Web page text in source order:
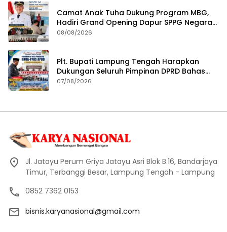
Camat Anak Tuha Dukung Program MBG,
Hadiri Grand Opening Dapur SPPG Negara
Aji Tua Lampung Tengah
08/08/2026
Plt. Bupati Lampung Tengah Harapkan
Dukungan Seluruh Pimpinan DPRD Bahas
RKUA-PPAS APBD Tahun 2027
07/08/2026
Jl. Jatayu Perum Griya Jatayu Asri Blok B.16, Bandarjaya
Timur, Terbanggi Besar, Lampung Tengah - Lampung
0852 7362 0153
bisnis.karyanasional@gmail.com